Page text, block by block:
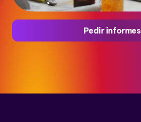
Pedir informes